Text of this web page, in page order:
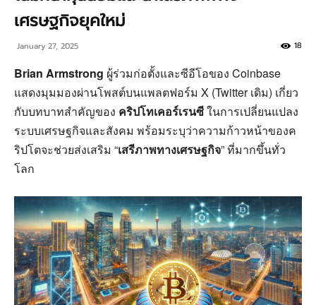
ปโต
เศรษฐกิจยุคใหม่
January 27, 2025 18
Brian Armstrong ผู้ร่วมก่อตั้งและซีอีโอของ Coinbase
แสดงมุมมองผ่านโพสต์บนแพลตฟอร์ม X (Twitter เดิม) เกี่ยว
กับบทบาทสำคัญของ คริปโทเคอร์เรนซีในการเปลี่ยนแปลง
ระบบเศรษฐกิจและสังคม พร้อมระบุว่าความก้าวหน้าของค
ริปโตจะช่วยส่งเสริม “เสรีภาพทางเศรษฐกิจ” ที่มากขึ้นทั่ว
โลก